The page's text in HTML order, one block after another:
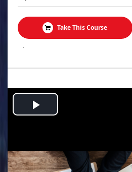
Take This Course
.
Play